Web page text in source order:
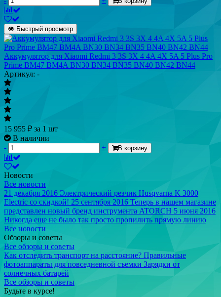
Быстрый просмотр
Аккумулятор для Xiaomi Redmi 3 3S 3X 4 4A 4X 5A 5 Plus Pro
Prime BM47 BM4A BN30 BN34 BN35 BN40 BN42 BN44
Артикул: -
15 955 ₽ за 1 шт
В наличии
-
+ В корзину
Новости
Все новости
21 декабря 2016 Электрический резчик Husqvarna K 3000
Electric со скидкой! 25 сентября 2016 Теперь в нашем магазине
представлен новый бренд инструмента ATORCH 5 июня 2016
Никогда еще не было так просто пропилить прямую линию
Все новости
Обзоры и советы
Все обзоры и советы
Как отследить транспорт на расстояние? Правильные
фотоаппараты для повседневной съемки Зарядки от
солнечных батарей
Все обзоры и советы
Будьте в курсе!